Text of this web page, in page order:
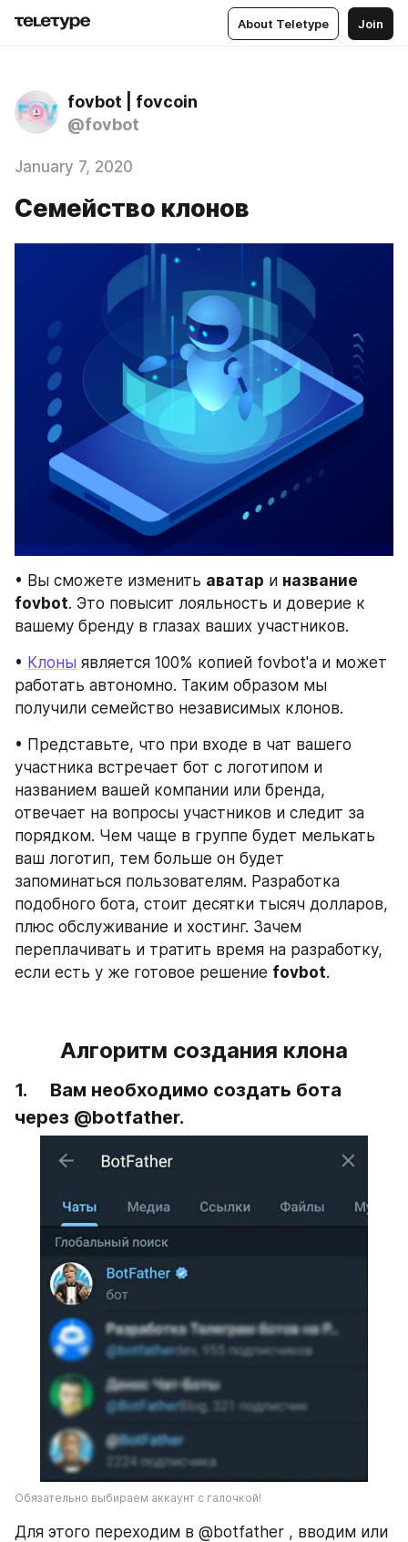
About Teletype Join
fovbot | fovcoin
@fovbot
January 7, 2020
Семейство клонов
• Вы сможете изменить аватар и название
fovbot. Это повысит лояльность и доверие к
вашему бренду в глазах ваших участников.
• Клоны является 100% копией fovbot'a и может
работать автономно. Таким образом мы
получили семейство независимых клонов.
• Представьте, что при входе в чат вашего
участника встречает бот с логотипом и
названием вашей компании или бренда,
отвечает на вопросы участников и следит за
порядком. Чем чаще в группе будет мелькать
ваш логотип, тем больше он будет
запоминаться пользователям. Разработка
подобного бота, стоит десятки тысяч долларов,
плюс обслуживание и хостинг. Зачем
переплачивать и тратить время на разработку,
если есть у же готовое решение fovbot.
Алгоритм создания клона
1.     Вам необходимо создать бота
через @botfather.
Обязательно выбираем аккаунт с галочкой!
Для этого переходим в @botfather , вводим или